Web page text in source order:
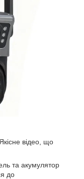
відео, що
та акумулятор
до